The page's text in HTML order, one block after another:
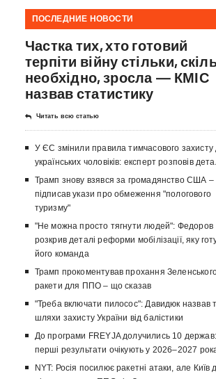
ПОСЛЕДНИЕ НОВОСТИ
Частка тих, хто готовий
терпіти війну стільки,
необхідно, зросла — КМІС
назвав статистику
Читать всю статью
У ЄС змінили правила тимчасового захисту
українських чоловіків: експерт розповів
Трамп знову взявся за громадянство США –
підписав укази про обмеження "пологового
туризму"
"Не можна просто тягнути людей": Федоров
розкрив деталі реформи мобілізації, яку
його команда
Трамп прокоментував прохання
ракети для ППО – що сказав
"Треба включати пилосос": Давидюк назвав
шляхи захисту України від балістики
До програми FREYJA долучились 10 держав:
перші результати очікують у 2026–2027
NYT: Росія посилює ракетні атаки, але Київ